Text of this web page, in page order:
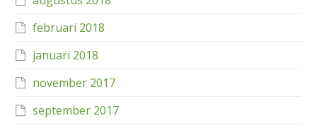
februari 2018
januari 2018
november 2017
september 2017